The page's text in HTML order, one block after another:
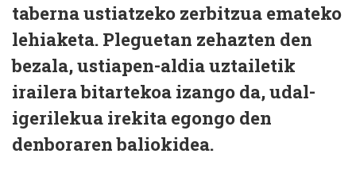
taberna ustiatzeko zerbitzua emateko
lehiaketa. Pleguetan zehazten den
bezala, ustiapen-aldia uztailetik
irailera bitartekoa izango da, udal-
igerilekua irekita egongo den
denboraren baliokidea.